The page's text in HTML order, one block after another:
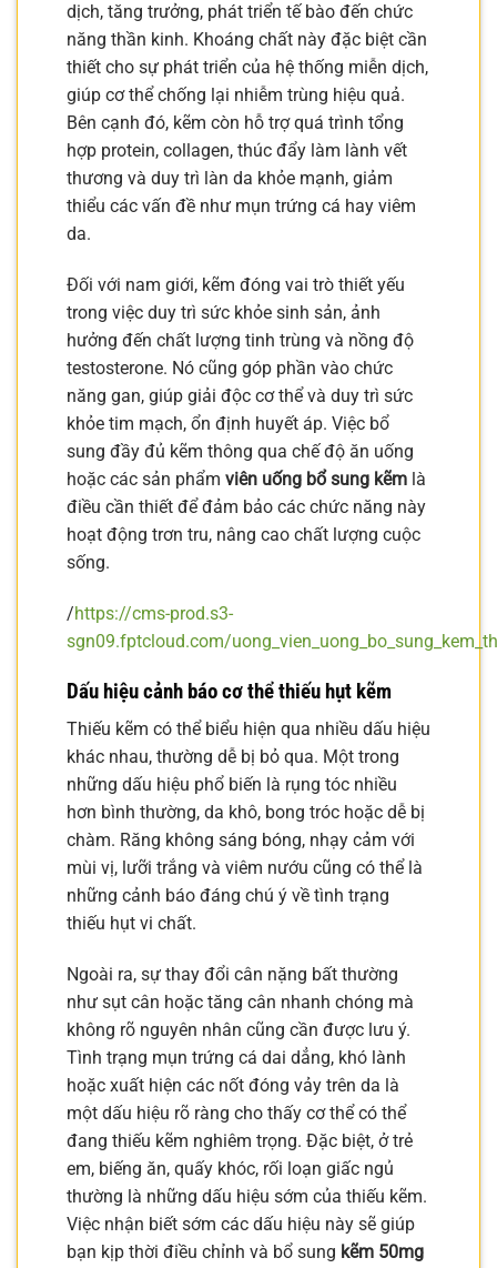
dịch, tăng trưởng, phát triển tế bào đến chức
năng thần kinh. Khoáng chất này đặc biệt cần
thiết cho sự phát triển của hệ thống miễn dịch,
giúp cơ thể chống lại nhiễm trùng hiệu quả.
Bên cạnh đó, kẽm còn hỗ trợ quá trình tổng
hợp protein, collagen, thúc đẩy làm lành vết
thương và duy trì làn da khỏe mạnh, giảm
thiểu các vấn đề như mụn trứng cá hay viêm
da.
Đối với nam giới, kẽm đóng vai trò thiết yếu
trong việc duy trì sức khỏe sinh sản, ảnh
hưởng đến chất lượng tinh trùng và nồng độ
testosterone. Nó cũng góp phần vào chức
năng gan, giúp giải độc cơ thể và duy trì sức
khỏe tim mạch, ổn định huyết áp. Việc bổ
sung đầy đủ kẽm thông qua chế độ ăn uống
hoặc các sản phẩm viên uống bổ sung kẽm là
điều cần thiết để đảm bảo các chức năng này
hoạt động trơn tru, nâng cao chất lượng cuộc
sống.
/https://cms-prod.s3-
sgn09.fptcloud.com/
Dấu hiệu cảnh báo cơ thể thiếu hụt kẽm
Thiếu kẽm có thể biểu hiện qua nhiều dấu hiệu
khác nhau, thường dễ bị bỏ qua. Một trong
những dấu hiệu phổ biến là rụng tóc nhiều
hơn bình thường, da khô, bong tróc hoặc dễ bị
chàm. Răng không sáng bóng, nhạy cảm với
mùi vị, lưỡi trắng và viêm nướu cũng có thể là
những cảnh báo đáng chú ý về tình trạng
thiếu hụt vi chất.
Ngoài ra, sự thay đổi cân nặng bất thường
như sụt cân hoặc tăng cân nhanh chóng mà
không rõ nguyên nhân cũng cần được lưu ý.
Tình trạng mụn trứng cá dai dẳng, khó lành
hoặc xuất hiện các nốt đóng vảy trên da là
một dấu hiệu rõ ràng cho thấy cơ thể có thể
đang thiếu kẽm nghiêm trọng. Đặc biệt, ở trẻ
em, biếng ăn, quấy khóc, rối loạn giấc ngủ
thường là những dấu hiệu sớm của thiếu kẽm.
Việc nhận biết sớm các dấu hiệu này sẽ giúp
bạn kịp thời điều chỉnh và bổ sung kẽm 50mg